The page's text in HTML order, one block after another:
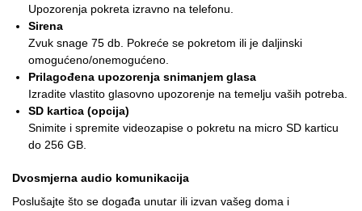
Upozorenja pokreta izravno na telefonu.
Sirena
Zvuk snage 75 db. Pokreće se pokretom ili je daljinski
omogućeno/onemogućeno.
Prilagođena upozorenja snimanjem glasa
Izradite vlastito glasovno upozorenje na temelju vaših potreba.
SD kartica (opcija)
Snimite i spremite videozapise o pokretu na micro SD karticu
do 256 GB.
Dvosmjerna audio komunikacija
Poslušajte što se događa unutar ili izvan vašeg doma i